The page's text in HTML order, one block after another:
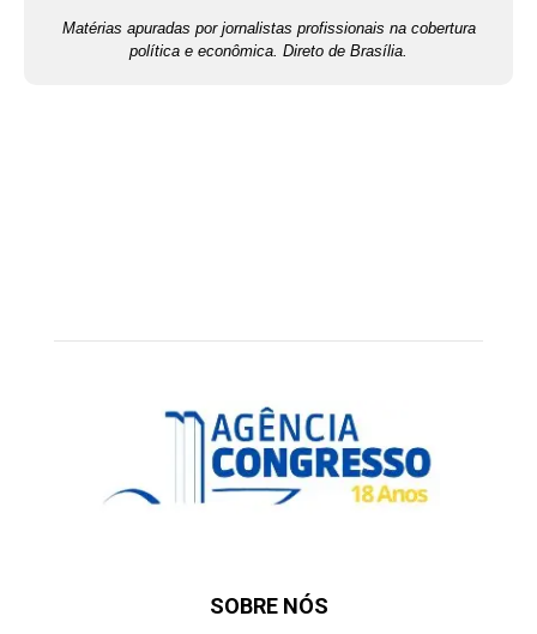
Matérias apuradas por jornalistas profissionais na cobertura
política e econômica. Direto de Brasília.
SOBRE NÓS